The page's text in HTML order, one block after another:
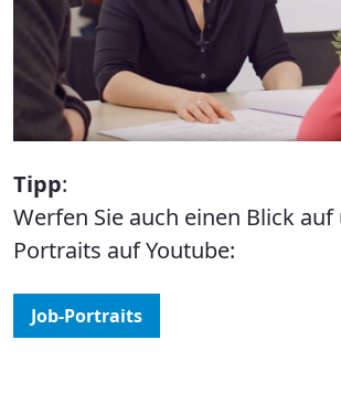
Tipp:
​​​​​​​Werfen Sie auch einen Blick auf
Portraits auf Youtube:
Job-Portraits